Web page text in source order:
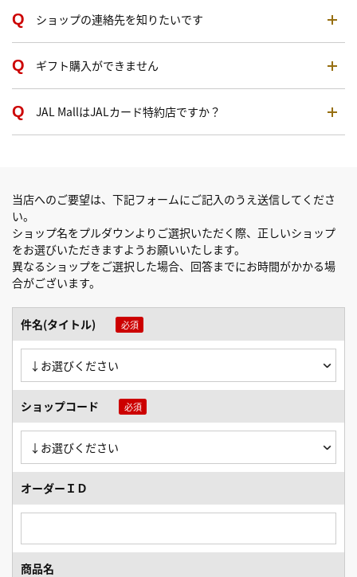
ショップの連絡先を知りたいです
ギフト購入ができません
JAL MallはJALカード特約店ですか？
当店へのご要望は、下記フォームにご記入のうえ送信してくださ
い。
ショップ名をプルダウンよりご選択いただく際、正しいショップ
をお選びいただきますようお願いいたします。
異なるショップをご選択した場合、回答までにお時間がかかる場
合がございます。
件名(タイトル)
ショップコード
オーダーＩＤ
商品名